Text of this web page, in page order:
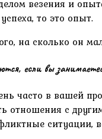
везения и
то это опыт.
на сколько он
если вы
часто в вашей
отношения с